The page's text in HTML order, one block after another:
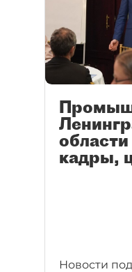
кадры,
Новости